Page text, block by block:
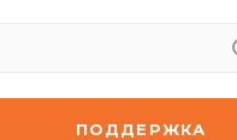
ПОДДЕРЖКА